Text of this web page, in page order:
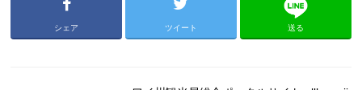
シェア ツイート 送る